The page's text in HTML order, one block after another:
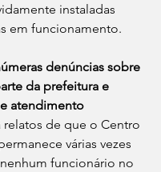
instaladas
em funcionamento.
denúncias sobre
da prefeitura e
atendimento
relatos de que o Centro
várias vezes
funcionário no